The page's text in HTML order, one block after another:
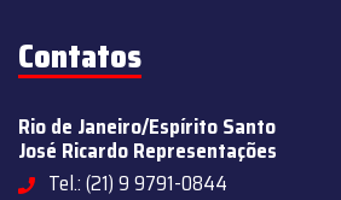
Contatos
Rio de Janeiro/Espírito Santo
José Ricardo Representações
Tel.: (21) 9 9791-0844